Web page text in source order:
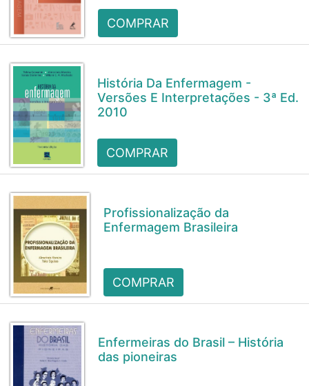
COMPRAR
História Da Enfermagem -
Versões E Interpretações - 3ª Ed.
2010
COMPRAR
Profissionalização da
Enfermagem Brasileira
COMPRAR
Enfermeiras do Brasil – História
das pioneiras